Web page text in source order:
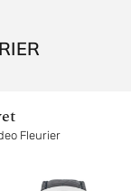
Fleurier